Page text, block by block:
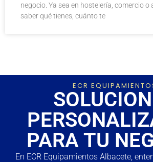
negocio. Ya sea en hostelería, comercio o
saber qué tienes, cuánto te
ECR
PARA TU
En ECR Equipamientos Albacete,